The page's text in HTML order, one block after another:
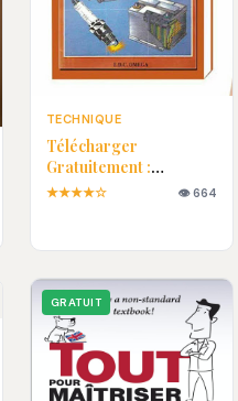
TECHNIQUE
Télécharger
Gratuitement :
Électricité Automobile
★★★★☆ 👁 664
GRATUIT